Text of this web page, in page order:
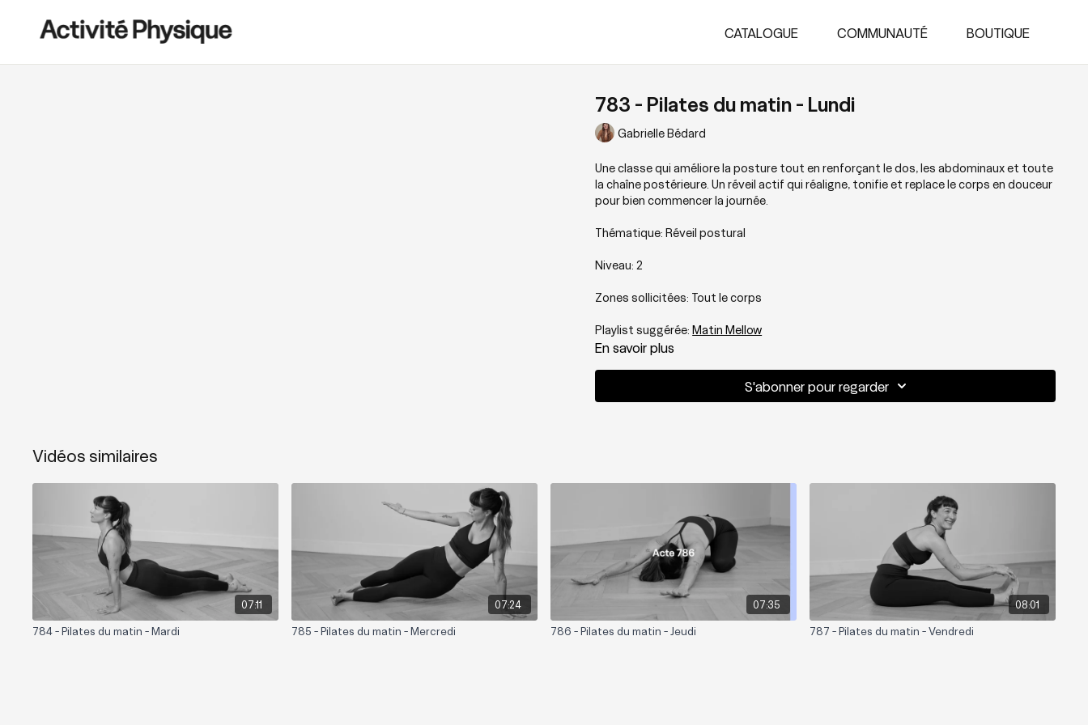
CATALOGUE COMMUNAUTÉ BOUTIQUE
783 - Pilates du matin - Lundi
Gabrielle Bédard
Une classe qui améliore la posture tout en renforçant le dos, les abdominaux et toute
la chaîne postérieure. Un réveil actif qui réaligne, tonifie et replace le corps en douceur
pour bien commencer la journée.
Thématique: Réveil postural
Niveau: 2
Zones sollicitées: Tout le corps
Playlist suggérée:Matin Mellow
En savoir plus
S'abonner pour regarder
Vidéos similaires
07:11
784 - Pilates du matin - Mardi
07:24
785 - Pilates du matin - Mercredi
07:35
786 - Pilates du matin - Jeudi
08:01
787 - Pilates du matin - Vendredi